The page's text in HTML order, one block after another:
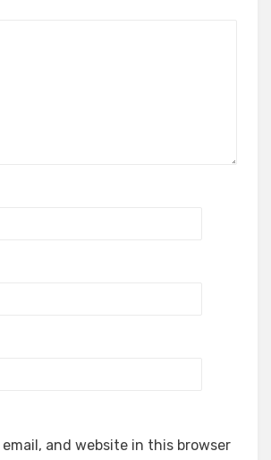
email, and website in this browser